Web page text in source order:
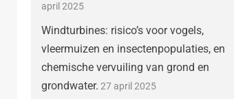
april 2025
Windturbines: risico’s voor vogels,
vleermuizen en insectenpopulaties, en
chemische vervuiling van grond en
grondwater. 27 april 2025